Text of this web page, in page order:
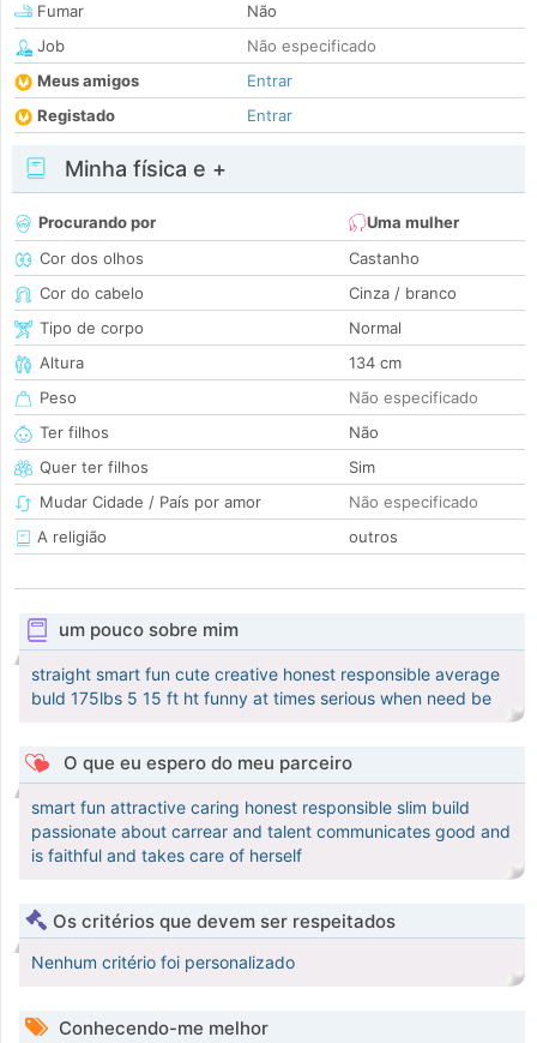
Fumar
Não
Job
Não especificado
Meus amigos
Entrar
Registado
Entrar
Minha física e +
Procurando por
Uma mulher
Cor dos olhos
Castanho
Cor do cabelo
Cinza / branco
Tipo de corpo
Normal
Altura
134 cm
Peso
Não especificado
Ter filhos
Não
Quer ter filhos
Sim
Mudar Cidade / País por amor
Não especificado
A religião
outros
um pouco sobre mim
straight smart fun cute creative honest responsible average
buld 175lbs 5 15 ft ht funny at times serious when need be
O que eu espero do meu parceiro
smart fun attractive caring honest responsible slim build
passionate about carrear and talent communicates good and
is faithful and takes care of herself
Os critérios que devem ser respeitados
Nenhum critério foi personalizado
Conhecendo-me melhor